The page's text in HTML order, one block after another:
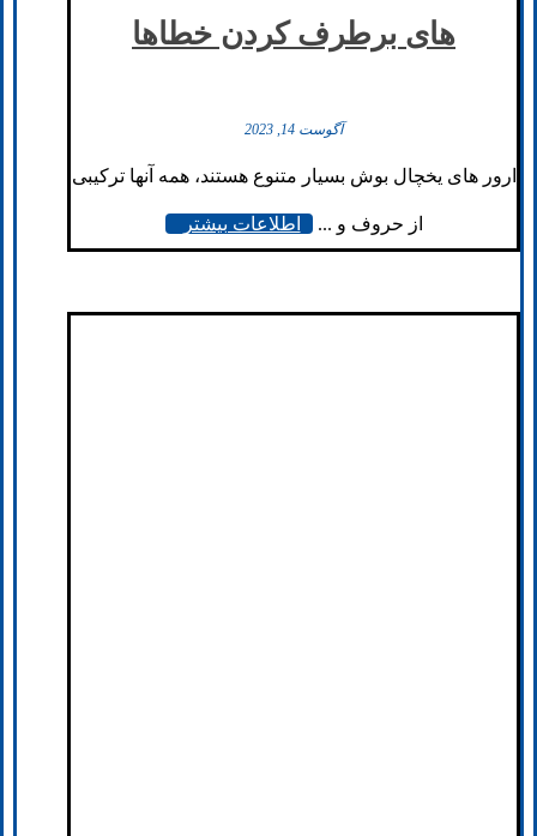
های برطرف کردن خطاها
آگوست 14, 2023
ارور های یخچال بوش بسیار متنوع هستند، همه آنها ترکیبی
از حروف و ... اطلاعات بیشتر